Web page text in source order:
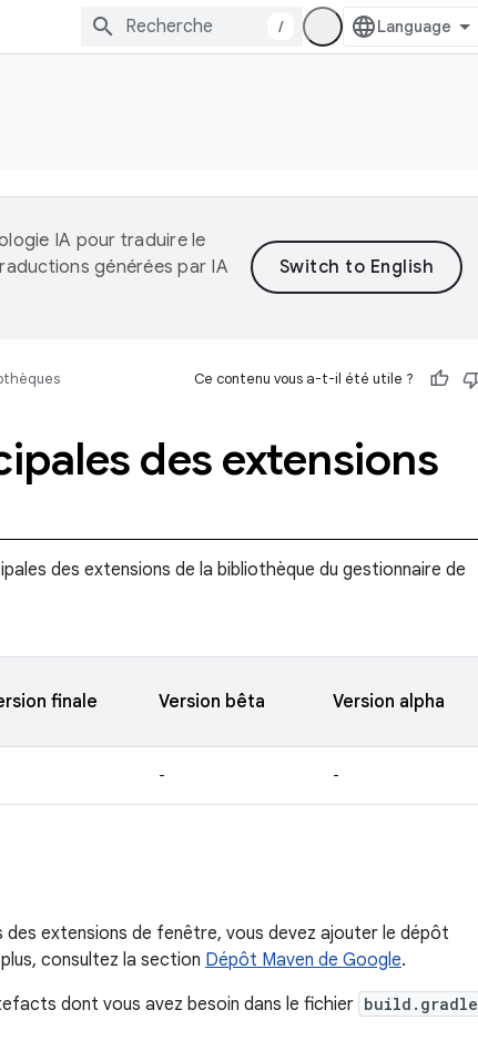
/
IA pour traduire le
générées par IA
Ce contenu vous a-t-il été utile ?
des extensions
des extensions de la bibliothèque du gestionnaire de
finale Version bêta Version alpha
- -
des extensions de fenêtre, vous devez ajouter le dépôt
consultez la section Dépôt Maven de Google.
dont vous avez besoin dans le fichier build.gradle